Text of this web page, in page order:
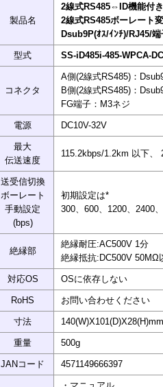
製品名
2線式RS485⇔ID機能付
2線式RS485ボーレート
Dsub9P(ｵｽ/ｲﾝﾁ)/RJ45/
型式 SS-iD485i-485-WPCA-DC
コネクタ
A側(2線式RS485)：
B側(2線式RS485)：
FG端子：M3ネジ
電源 DC10V-32V
最大
伝送速度
115.2kbps/1.2km 以下、
送受信切換
ボーレート
手動設定
(bps)
初期設定は*
300、600、1200、2400
絶縁部
絶縁耐圧:AC500V 1分
絶縁抵抗:DC500V 50MΩ
対応OS OSに依存しない
RoHS お問い合わせください
寸法
重量 500g
JANコード 4571149666397